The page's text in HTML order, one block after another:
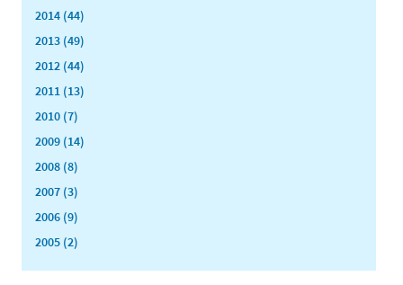
2014 (44)
2013 (49)
2012 (44)
2011 (13)
2010 (7)
2009 (14)
2008 (8)
2007 (3)
2006 (9)
2005 (2)